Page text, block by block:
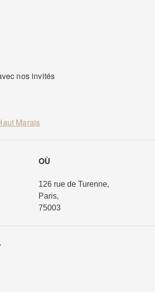
nos invités
Marais
OÙ
126 rue de Turenne,
Paris,
75003